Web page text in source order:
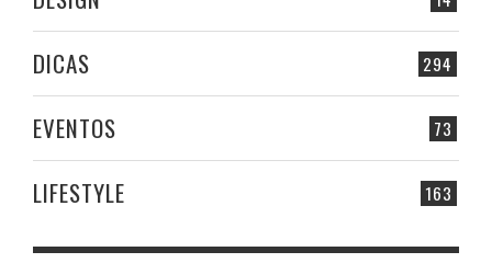
294
DICAS
73
EVENTOS
163
LIFESTYLE